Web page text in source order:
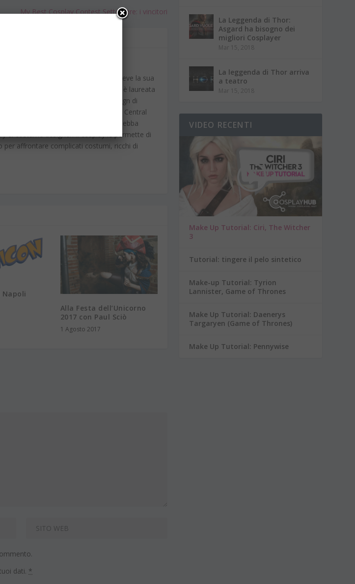
My Best Cosplay Contest Settembre: i vincitori
tutto ciò che è diverso e colorato. Deve la sua
paterni. Di formazione scientifica, si è laureata
Architettura dove, nel corso di Design di
che approfondirà l'anno dopo alla Central
le sue conoscenze ovunque debba
& costume designer. Il cosplay le permette di
affrontare complicati costumi, ricchi di
Napoli
Alla Festa dell’Unicorno
2017 con Paul Sciò
1 Agosto 2017
dati. *
La Leggenda di Thor:
Asgard ha bisogno dei
migliori Cosplayer
Mar 15, 2018
La leggenda di Thor arriva
a teatro
Mar 15, 2018
VIDEO RECENTI
Make Up Tutorial: Ciri, The Witcher
3
Tutorial: tingere il pelo sintetico
Make-up Tutorial: Tyrion
Lannister, Game of Thrones
Make Up Tutorial: Daenerys
Targaryen (Game of Thrones)
Make Up Tutorial: Pennywise